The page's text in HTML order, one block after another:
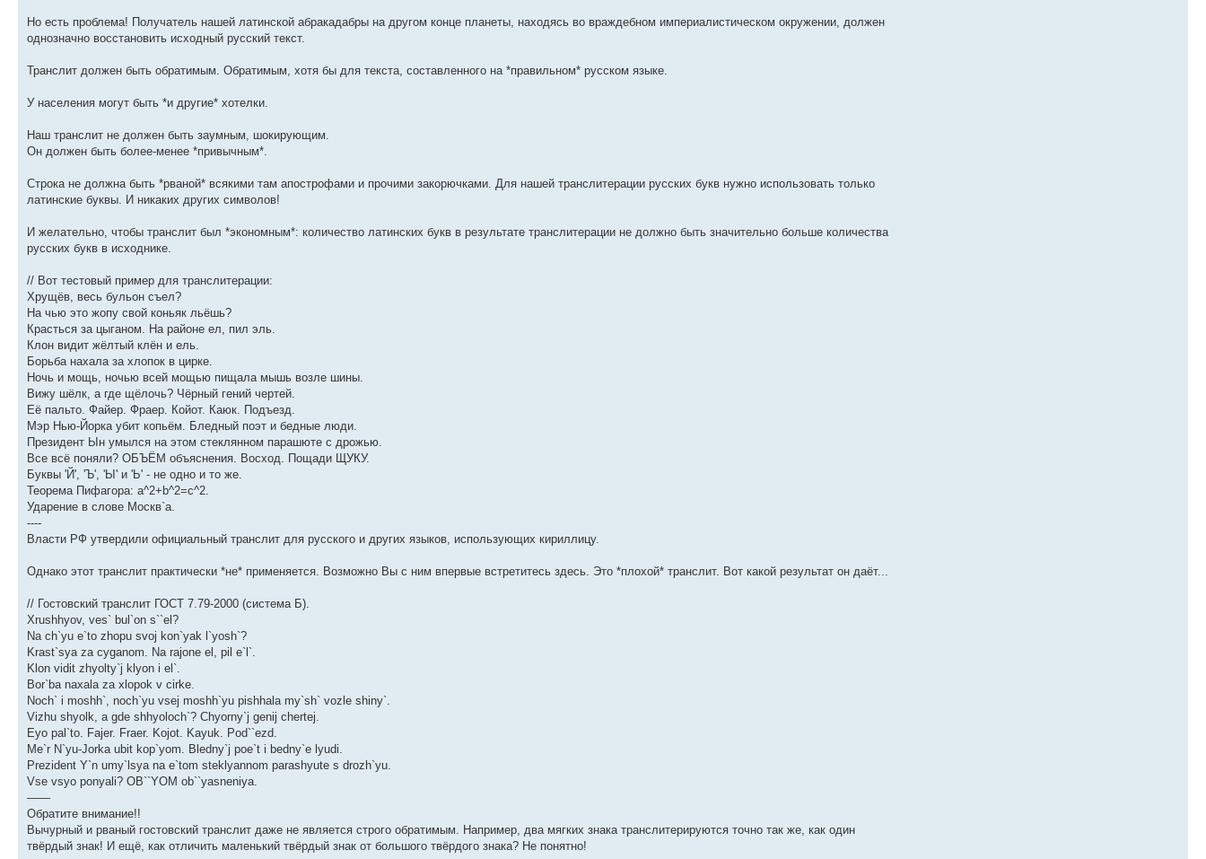
Но есть проблема! Получатель нашей латинской абракадабры на другом конце планеты, находясь во враждебном империалистическом окружении, должен
однозначно восстановить исходный русский текст.
Транслит должен быть обратимым. Обратимым, хотя бы для текста, составленного на *правильном* русском языке.
У населения могут быть *и другие* хотелки.
Наш транслит не должен быть заумным, шокирующим.
Он должен быть более-менее *привычным*.
Строка не должна быть *рваной* всякими там апострофами и прочими закорючками. Для нашей транслитерации русских букв нужно использовать только
латинские буквы. И никаких других символов!
И желательно, чтобы транслит был *экономным*: количество латинских букв в результате транслитерации не должно быть значительно больше количества
русских букв в исходнике.
// Вот тестовый пример для транслитерации:
Хрущёв, весь бульон съел?
На чью это жопу свой коньяк льёшь?
Красться за цыганом. На районе ел, пил эль.
Клон видит жёлтый клён и ель.
Борьба нахала за хлопок в цирке.
Ночь и мощь, ночью всей мощью пищала мышь возле шины.
Вижу шёлк, а где щёлочь? Чёрный гений чертей.
Её пальто. Файер. Фраер. Койот. Каюк. Подъезд.
Мэр Нью-Йорка убит копьём. Бледный поэт и бедные люди.
Президент Ын умылся на этом стеклянном парашюте с дрожью.
Все всё поняли? ОБЪЁМ объяснения. Восход. Пощади ЩУКУ.
Буквы 'Й', 'Ъ', 'Ы' и 'Ь' - не одно и то же.
Теорема Пифагора: a^2+b^2=c^2.
Ударение в слове Москв`а.
----
Власти РФ утвердили официальный транслит для русского и других языков, использующих кириллицу.
Однако этот транслит практически *не* применяется. Возможно Вы с ним впервые встретитесь здесь. Это *плохой* транслит. Вот какой результат он даёт...
// Гостовский транслит ГОСТ 7.79-2000 (система Б).
Xrushhyov, ves` bul`on s``el?
Na ch`yu e`to zhopu svoj kon`yak l`yosh`?
Krast`sya za cyganom. Na rajone el, pil e`l`.
Klon vidit zhyolty`j klyon i el`.
Bor`ba naxala za xlopok v cirke.
Noch` i moshh`, noch`yu vsej moshh`yu pishhala my`sh` vozle shiny`.
Vizhu shyolk, a gde shhyoloch`? Chyorny`j genij chertej.
Eyo pal`to. Fajer. Fraer. Kojot. Kayuk. Pod``ezd.
Me`r N`yu-Jorka ubit kop`yom. Bledny`j poe`t i bedny`e lyudi.
Prezident Y`n umy`lsya na e`tom steklyannom parashyute s drozh`yu.
Vse vsyo ponyali? OB``YOM ob``yasneniya.
——
Обратите внимание!!
Вычурный и рваный гостовский транслит даже не является строго обратимым. Например, два мягких знака транслитерируются точно так же, как один
твёрдый знак! И ещё, как отличить маленький твёрдый знак от большого твёрдого знака? Не понятно!